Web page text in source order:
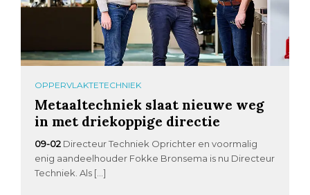
OPPERVLAKTETECHNIEK
Metaaltechniek slaat nieuwe weg
in met driekoppige directie
09-02 Directeur Techniek Oprichter en voormalig
enig aandeelhouder Fokke Bronsema is nu Directeur
Techniek. Als […]